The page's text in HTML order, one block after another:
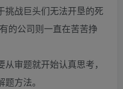
挑战巨头们无法开垦的死
的公司则一直在苦苦挣
审题就开始认真思考，
方法。